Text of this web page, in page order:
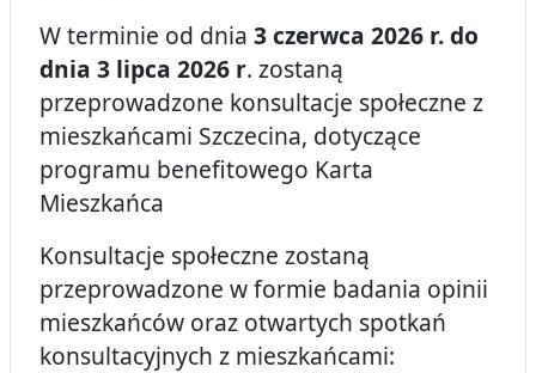
W terminie od dnia 3 czerwca 2026 r. do
dnia 3 lipca 2026 r. zostaną
przeprowadzone konsultacje społeczne z
mieszkańcami Szczecina, dotyczące
programu benefitowego Karta
Mieszkańca
Konsultacje społeczne zostaną
przeprowadzone w formie badania opinii
mieszkańców oraz otwartych spotkań
konsultacyjnych z mieszkańcami: